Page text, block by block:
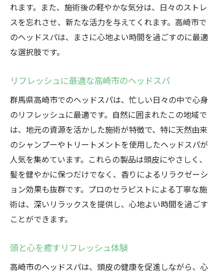
れます。また、施術後の軽やかな気分は、日々のストレ
スを忘れさせ、新たな活力を与えてくれます。高崎市で
のヘッドスパは、まさに心地よい時間を過ごすのに最適
な選択肢です。
リフレッシュに最適な高崎市のヘッドスパ
群馬県高崎市でのヘッドスパは、忙しい日々の中で心身
のリフレッシュに最適です。自然に囲まれたこの地域で
は、地元の資源を活かした施術が特徴で、特に天然由来
のシャンプーやトリートメントを使用したヘッドスパが
人気を集めています。これらの製品は頭皮にやさしく、
髪を健やかに保つだけでなく、香りによるリラクゼーシ
ョン効果も抜群です。プロのセラピストによる丁寧な施
術は、深いリラックスを提供し、心地よい時間を過ごす
ことができます。
頭と心を癒すリフレッシュ体験
高崎市のヘッドスパは、頭皮の健康を促進しながら、心